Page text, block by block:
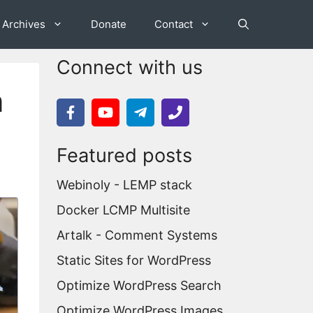
Archives Donate Contact
Connect with us
Featured posts
Webinoly - LEMP stack
Docker LCMP Multisite
Artalk - Comment Systems
Static Sites for WordPress
Optimize WordPress Search